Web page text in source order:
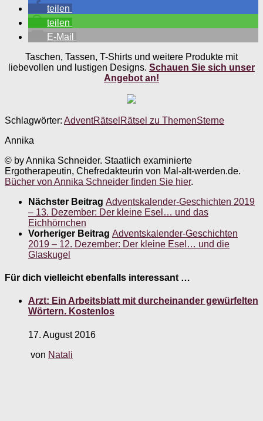
teilen
teilen
E-Mail
Taschen, Tassen, T-Shirts und weitere Produkte mit
liebevollen und lustigen Designs. Schauen Sie sich unser
Angebot an!
Schlagwörter: AdventRätsel Rätsel zu ThemenSterne
Annika
© by Annika Schneider. Staatlich examinierte
Ergotherapeutin, Chefredakteurin von Mal-alt-werden.de.
Bücher von Annika Schneider finden Sie hier.
Nächster Beitrag Adventskalender-Geschichten 2019
– 13. Dezember: Der kleine Esel… und das
Eichhörnchen
Vorheriger Beitrag Adventskalender-Geschichten
2019 – 12. Dezember: Der kleine Esel… und die
Glaskugel
Für dich vielleicht ebenfalls interessant …
Arzt: Ein Arbeitsblatt mit durcheinander gewürfelten
Wörtern. Kostenlos
17. August 2016
von Natali